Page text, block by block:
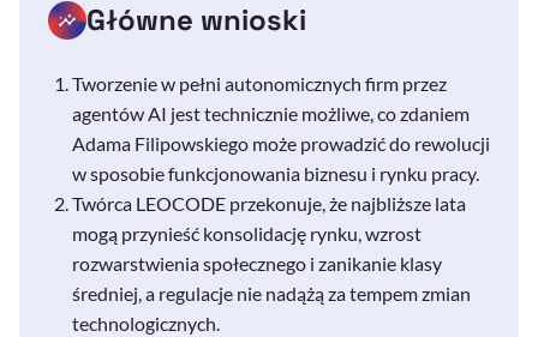
Główne wnioski
Tworzenie w pełni autonomicznych firm przez
agentów AI jest technicznie możliwe, co zdaniem
Adama Filipowskiego może prowadzić do rewolucji
w sposobie funkcjonowania biznesu i rynku pracy.
Twórca LEOCODE przekonuje, że najbliższe lata
mogą przynieść konsolidację rynku, wzrost
rozwarstwienia społecznego i zanikanie klasy
średniej, a regulacje nie nadążą za tempem zmian
technologicznych.